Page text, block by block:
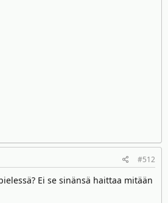
#512
Ei se sinänsä haittaa mitään